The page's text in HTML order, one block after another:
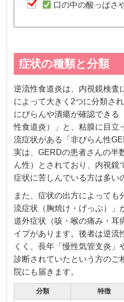
口の中の酸っぱさ
症状の種類と分類
逆流性食道炎は、内視鏡検査
によって大きく2つに分類さ
にびらんや潰瘍が確認できる
性食道炎）」と、粘膜に目立
流症状がある「非びらん性
実は、GERDの患者さんの半
ん性）とされており、内視鏡
症状に苦しんでいる方は多い
また、症状の出方によっても
流症状（胸焼け・げっぷ）」
道外症状（咳・喉の痛み・耳
イプがあります。後者は逆流
くく、長年「慢性気管支炎」
診断されていたという方のご
院にも届きます。
分類 特徴